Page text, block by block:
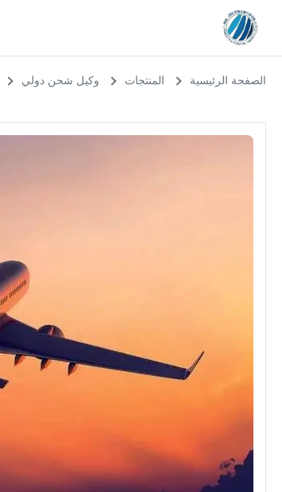
الصفحة الرئيسية المنتجات وكيل شحن دولي